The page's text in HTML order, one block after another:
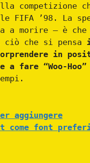
competizione
FIFA ’98. La
a morire – è
che si pensa
in
fare “Woo-Hoo”
aggiungere
come font